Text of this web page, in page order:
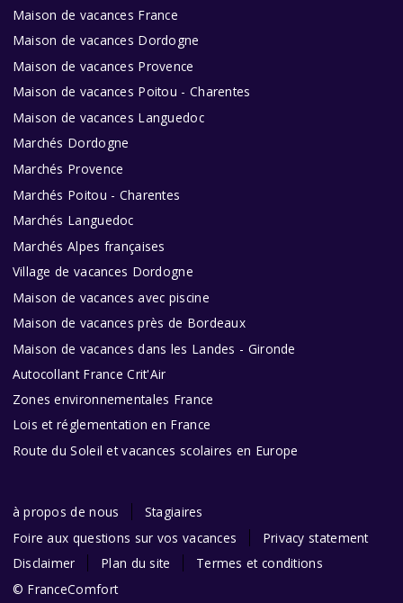
Maison de vacances France
Maison de vacances Dordogne
Maison de vacances Provence
Maison de vacances Poitou - Charentes
Maison de vacances Languedoc
Marchés Dordogne
Marchés Provence
Marchés Poitou - Charentes
Marchés Languedoc
Marchés Alpes françaises
Village de vacances Dordogne
Maison de vacances avec piscine
Maison de vacances près de Bordeaux
Maison de vacances dans les Landes - Gironde
Autocollant France Crit'Air
Zones environnementales France
Lois et réglementation en France
Route du Soleil et vacances scolaires en Europe
à propos de nous
Stagiaires
Foire aux questions sur vos vacances
Privacy statement
Disclaimer
Plan du site
Termes et conditions
© FranceComfort